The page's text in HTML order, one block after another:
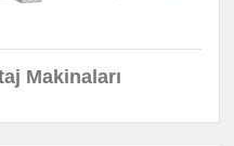
Makinaları